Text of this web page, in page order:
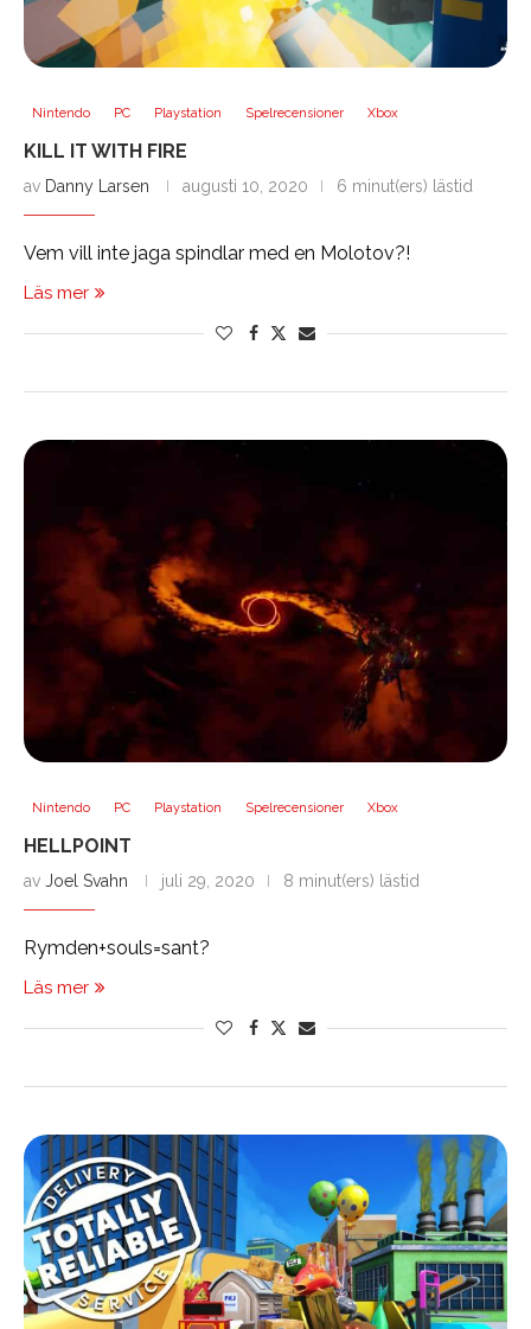
Nintendo PC Playstation Spelrecensioner Xbox
KILL IT WITH FIRE
av Danny Larsen augusti 10, 2020 6 minut(ers) lästid
Vem vill inte jaga spindlar med en Molotov?!
Läs mer
Nintendo PC Playstation Spelrecensioner Xbox
HELLPOINT
av Joel Svahn juli 29, 2020 8 minut(ers) lästid
Rymden+souls=sant?
Läs mer